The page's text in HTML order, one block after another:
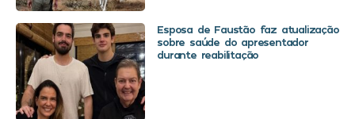
Esposa de Faustão faz atualização
sobre saúde do apresentador
durante reabilitação